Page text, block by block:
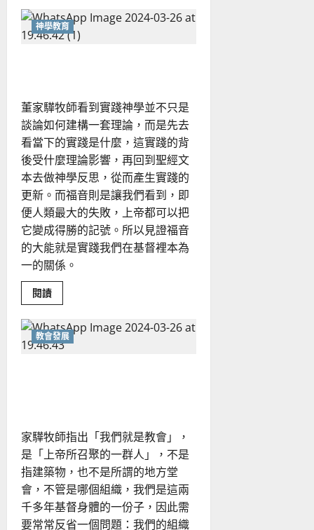
真
實
委
身
神學教育
董家驊牧師看到實踐神學並不只是
談論如何建構一套理論，而是先去
看當下的實踐是什麼，這實踐的背
後受什麼理論影響，再回到聖經文
本去做神學反思，從而產生實踐的
更新。而福音則是讓我們看到，即
便人類最大的失敗，上帝都可以把
它變成得勝的記號。所以見證福音
的大能就是實踐我們在基督裡本為
一的關係。
閱讀Read
more
從
實
踐
神
能
教會發展
家驊牧師指出「我們就是教會」，
是「上帝所召聚的一群人」，不是
指建築物，也不是所謂的地方堂
會，不管是哪個組織，我們是這兩
千多年基督身體的一份子，因此需
要常常反省一個問題：我們的組織